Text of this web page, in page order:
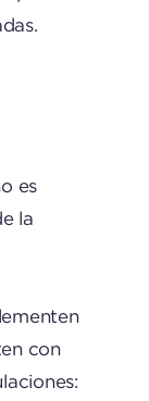
es
la
con